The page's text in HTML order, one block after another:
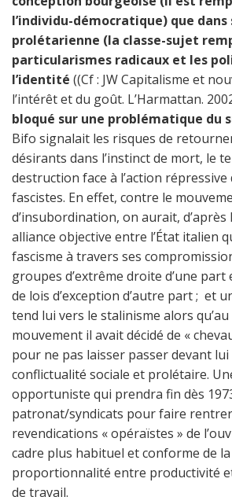
l’individu-démocratique) que dans
prolétarienne (la classe-sujet
particularismes radicaux et les
l’identité ((Cf : JW Capitalisme et
l’intérêt et du goût. L’Harmattan.
bloqué sur une problématique du
Bifo signalait les risques de
désirants dans l’instinct de mort, le
destruction face à l’action
fascistes. En effet, contre le
d’insubordination, on aurait, d’après
alliance objective entre l’État italien
fascisme à travers ses
groupes d’extrême droite d’une part
de lois d’exception d’autre part ; et
tend lui vers le stalinisme alors
mouvement il avait décidé de «
pour ne pas laisser passer devant
conflictualité sociale et prolétaire.
opportuniste qui prendra fin dès
patronat/syndicats pour faire
revendications « opéraïstes » de
cadre plus habituel et conforme de
proportionnalité entre productivité
de travail.